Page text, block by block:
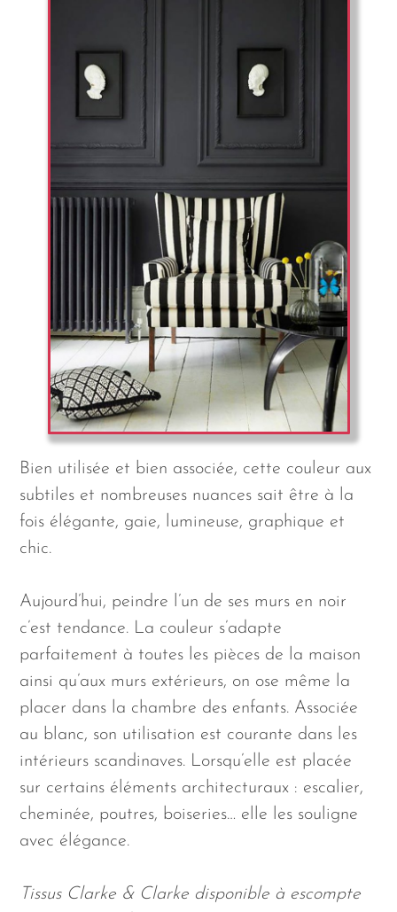
Bien utilisée et bien associée, cette couleur aux
subtiles et nombreuses nuances sait être à la
fois élégante, gaie, lumineuse, graphique et
chic.
Aujourd’hui, peindre l’un de ses murs en noir
c’est tendance. La couleur s’adapte
parfaitement à toutes les pièces de la maison
ainsi qu’aux murs extérieurs, on ose même la
placer dans la chambre des enfants. Associée
au blanc, son utilisation est courante dans les
intérieurs scandinaves. Lorsqu’elle est placée
sur certains éléments architecturaux : escalier,
cheminée, poutres, boiseries… elle les souligne
avec élégance.
Tissus Clarke & Clarke disponible à escompte